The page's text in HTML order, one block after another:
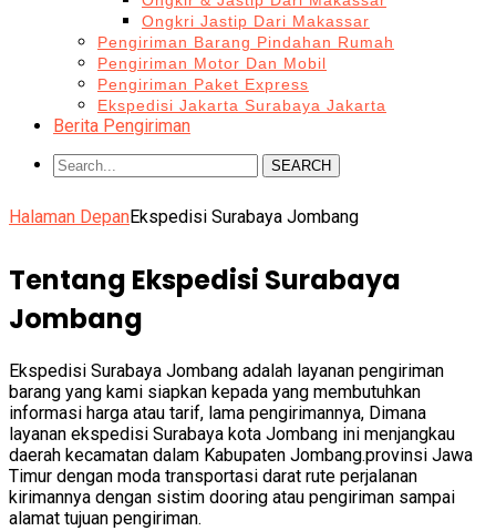
Ongkri Jastip Dari Makassar
Pengiriman Barang Pindahan Rumah
Pengiriman Motor Dan Mobil
Pengiriman Paket Express
Ekspedisi Jakarta Surabaya Jakarta
Berita Pengiriman
SEARCH
Halaman DepanEkspedisi Surabaya Jombang
Tentang Ekspedisi Surabaya
Jombang
Ekspedisi Surabaya Jombang adalah layanan pengiriman
barang yang kami siapkan kepada yang membutuhkan
informasi harga atau tarif, lama pengirimannya, Dimana
layanan ekspedisi Surabaya kota Jombang ini menjangkau
daerah kecamatan dalam Kabupaten Jombang.provinsi Jawa
Timur dengan moda transportasi darat rute perjalanan
kirimannya dengan sistim dooring atau pengiriman sampai
alamat tujuan pengiriman.